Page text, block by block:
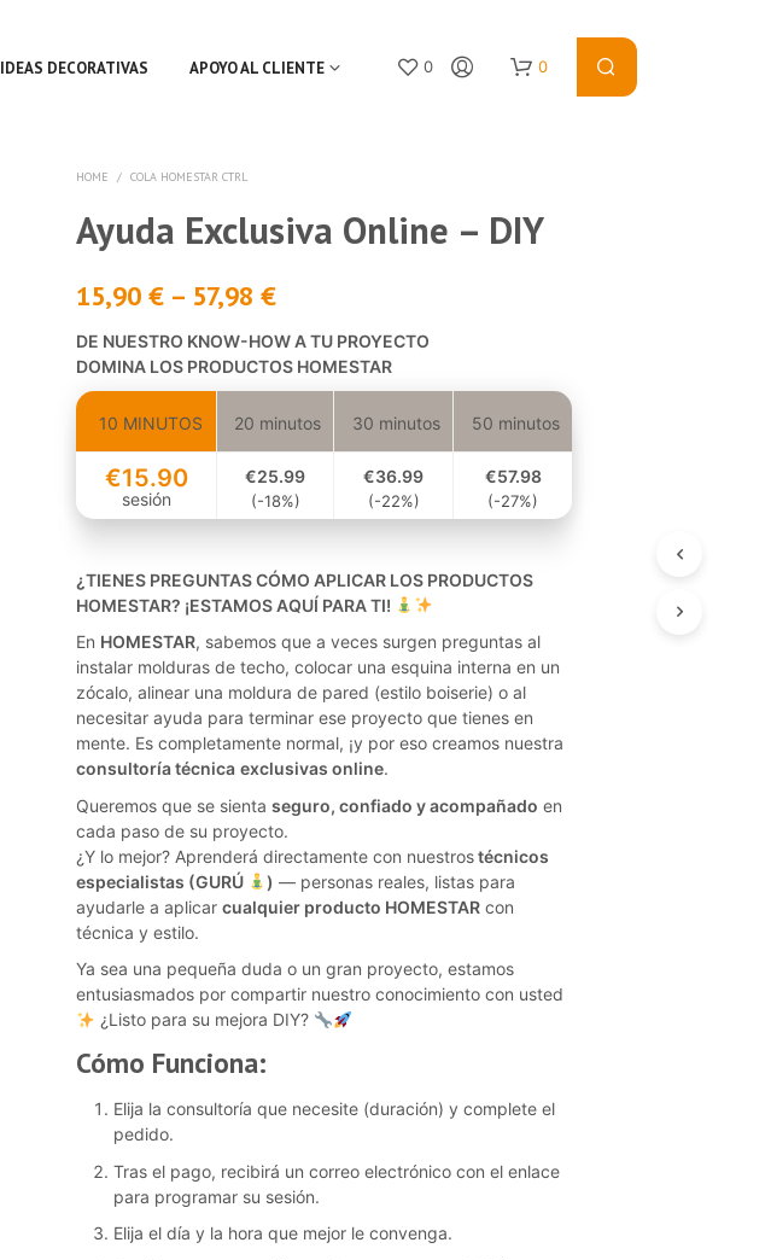
IDEAS DECORATIVAS APOYO AL CLIENTE 0 0
HOME / COLA HOMESTAR CTRL
Ayuda Exclusiva Online – DIY
15,90€ – 57,98€
DE NUESTRO KNOW-HOW A TU PROYECTO
DOMINA LOS PRODUCTOS HOMESTAR
10 MINUTOS 20 minutos 30 minutos 50 minutos
€15.90
sesión
€25.99
(-18%)
€36.99
(-22%)
€57.98
(-27%)
¿TIENES PREGUNTAS CÓMO APLICAR LOS PRODUCTOS
HOMESTAR? ¡ESTAMOS AQUÍ PARA TI!
En HOMESTAR, sabemos que a veces surgen preguntas al
instalar molduras de techo, colocar una esquina interna en un
zócalo, alinear una moldura de pared (estilo boiserie) o al
necesitar ayuda para terminar ese proyecto que tienes en
mente. Es completamente normal, ¡y por eso creamos nuestra
consultoría técnica exclusivas online.
Queremos que se sientaseguro, confiado y acompañado en
cada paso de su proyecto.
¿Y lo mejor? Aprenderá directamente con nuestrostécnicos
especialistas (GURÚ
) — personas reales, listas para
ayudarle a aplicarcualquier producto HOMESTAR con
técnica y estilo.
Ya sea una pequeña duda o un gran proyecto, estamos
entusiasmados por compartir nuestro conocimiento con usted
¿Listo para su mejora DIY?
Cómo Funciona:
Elija la consultoría que necesite (duración) y complete el
pedido.
Tras el pago, recibirá un correo electrónico con el enlace
para programar su sesión.
Elija el día y la hora que mejor le convenga.